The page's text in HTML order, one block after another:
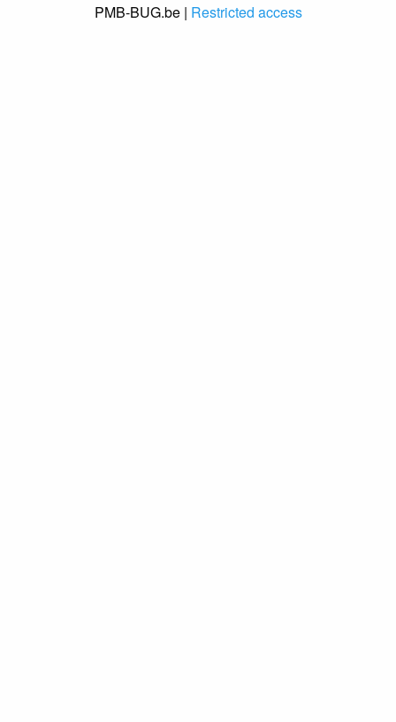
PMB-BUG.be | Restricted access